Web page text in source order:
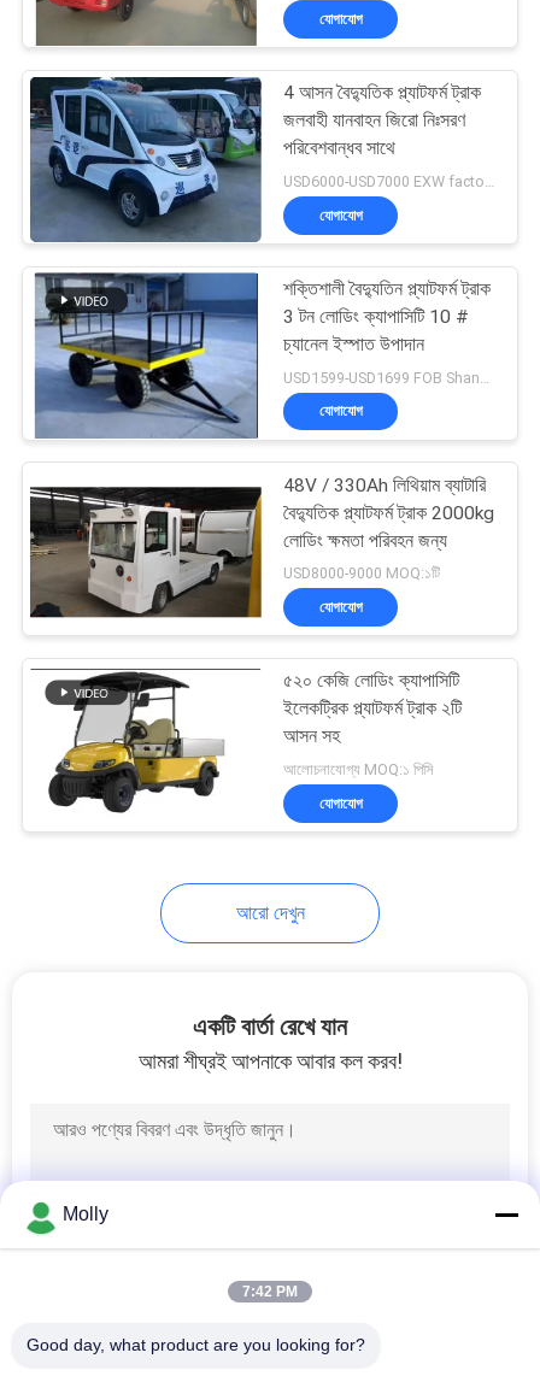
যোগাযোগ
4 আসন বৈদ্যুতিক প্ল্যাটফর্ম ট্রাক
জলবাহী যানবাহন জিরো নিঃসরণ
পরিবেশবান্ধব সাথে
যোগাযোগ
শক্তিশালী বৈদ্যুতিন প্ল্যাটফর্ম ট্রাক
3 টন লোডিং ক্যাপাসিটি 10 ​​#
চ্যানেল ইস্পাত উপাদান
যোগাযোগ
48V / 330Ah লিথিয়াম ব্যাটারি
বৈদ্যুতিক প্ল্যাটফর্ম ট্রাক 2000kg
লোডিং ক্ষমতা পরিবহন জন্য
USD8000-9000 MOQ:১টি
যোগাযোগ
৫২০ কেজি লোডিং ক্যাপাসিটি
ইলেকট্রিক প্ল্যাটফর্ম ট্রাক ২টি
আসন সহ
আলোচনাযোগ্য MOQ:১ পিসি
যোগাযোগ
আরো দেখুন
একটি বার্তা রেখে যান
আমরা শীঘ্রই আপনাকে আবার কল করব!
Molly
7:42 PM
Good day, what product are you looking for?